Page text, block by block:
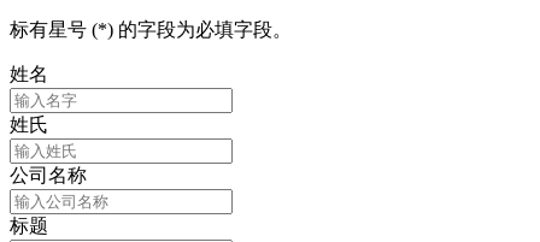
标有星号 (*) 的字段为必填字段。
姓名
姓氏
公司名称
标题